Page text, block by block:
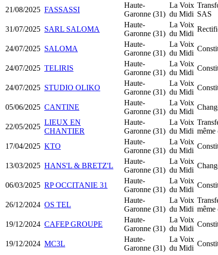
21/08/2025 FASSASSI
Haute-
Garonne (31)
La Voix
du Midi SAS
31/07/2025 SARL SALOMA
Haute-
Garonne (31)
La Voix
du Midi
24/07/2025 SALOMA
Haute-
Garonne (31)
La Voix
du Midi
24/07/2025 TELIRIS
Haute-
Garonne (31)
La Voix
du Midi
24/07/2025 STUDIO OLIKO
Haute-
Garonne (31)
La Voix
du Midi
05/06/2025 CANTINE
Haute-
Garonne (31)
La Voix
du Midi
22/05/2025
LIEUX EN
CHANTIER
Haute-
Garonne (31)
La Voix
du Midi même
17/04/2025 KTO
Haute-
Garonne (31)
La Voix
du Midi
13/03/2025 HANS'L & BRETZ'L
Haute-
Garonne (31)
La Voix
du Midi
06/03/2025 RP OCCITANIE 31
Haute-
Garonne (31)
La Voix
du Midi
26/12/2024 OS TEL
Haute-
Garonne (31)
La Voix
du Midi même
19/12/2024 CAFEP GROUPE
Haute-
Garonne (31)
La Voix
du Midi
19/12/2024 MC3L
Haute-
Garonne (31)
La Voix
du Midi